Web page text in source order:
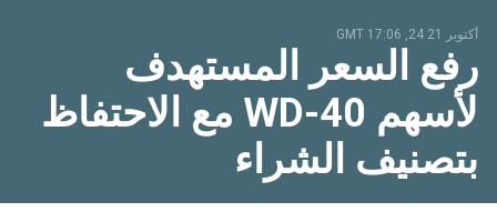
أكتوبر 21 24, 17:06 GMT
رفع السعر المستهدف
لأسهم WD-40 مع الاحتفاظ
بتصنيف الشراء